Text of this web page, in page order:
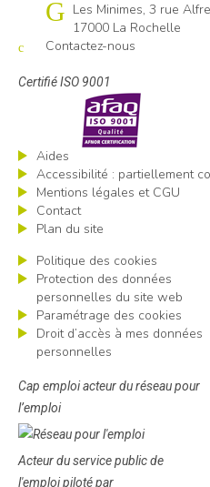
Cap emploi 17
Les Minimes, 3 rue
17000 La Rochelle
Contactez-nous
Certifié ISO 9001
Aides
Accessibilité : partiellement
Mentions légales et CGU
Contact
Plan du site
Politique des cookies
Protection des données
personnelles du site web
Paramétrage des cookies
Droit d’accès à mes données
personnelles
Cap emploi acteur du réseau pour
l’emploi
Acteur du service public de
l'emploi piloté par